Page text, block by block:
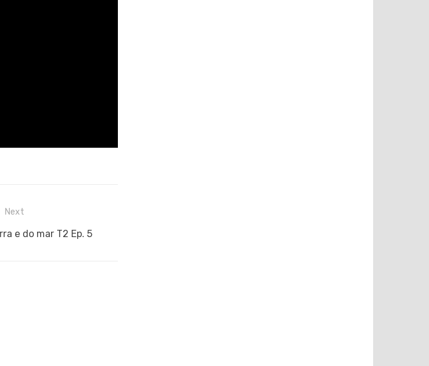
Next
e do mar T2 Ep. 5